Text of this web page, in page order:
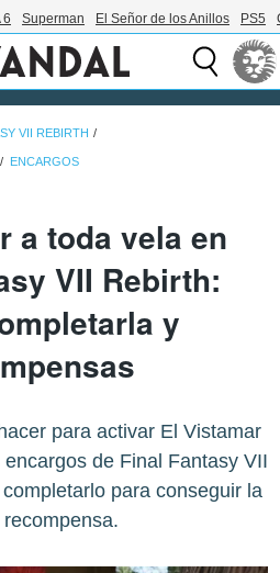
6 Superman El Señor de los Anillos PS5
VII REBIRTH
ENCARGOS
a toda vela en
VII Rebirth:
y
para activar El Vistamar
de Final Fantasy VII
para conseguir la
recompensa.